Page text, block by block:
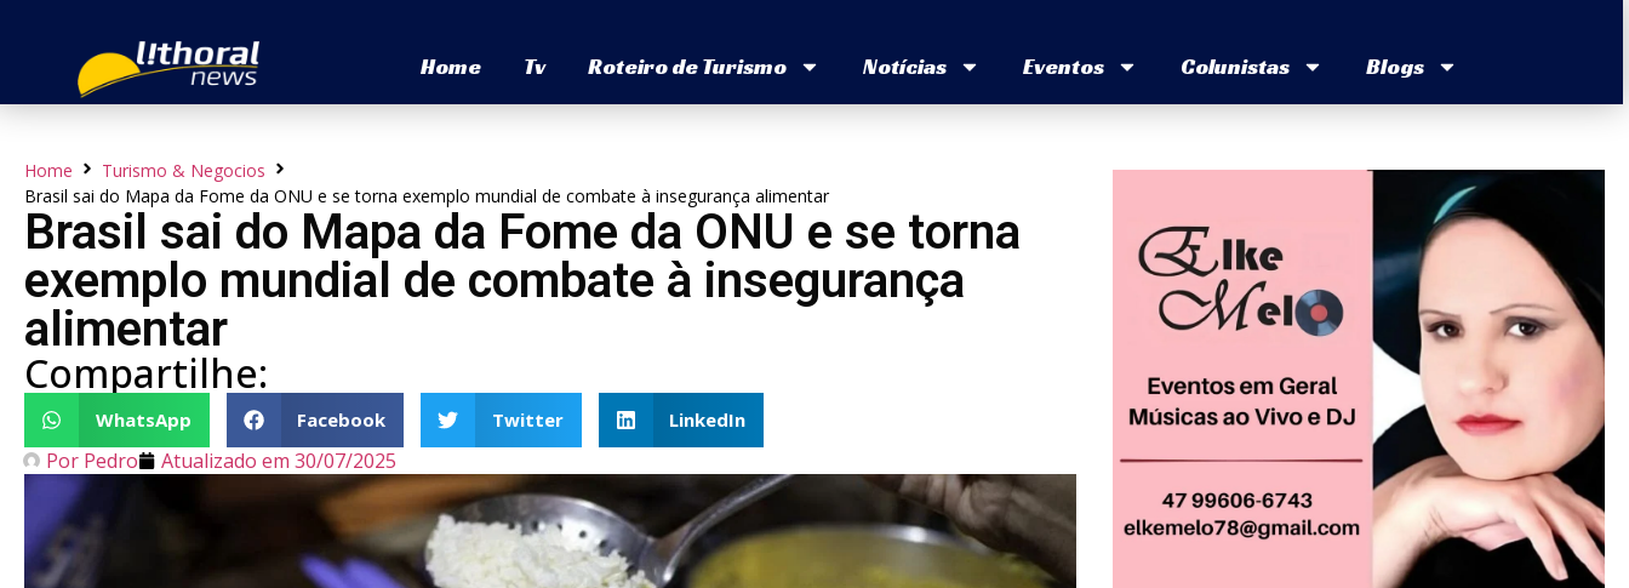
Home Tv Roteiro de Turismo Notícias Eventos Colunistas Blogs
Home
Turismo & Negocios
Brasil sai do Mapa da Fome da ONU e se torna exemplo mundial de combate à insegurança alimentar
Brasil sai do Mapa da Fome da ONU e se torna
exemplo mundial de combate à insegurança
alimentar
Compartilhe:
WhatsApp Facebook Twitter LinkedIn
Por Pedro Atualizado em 30/07/2025